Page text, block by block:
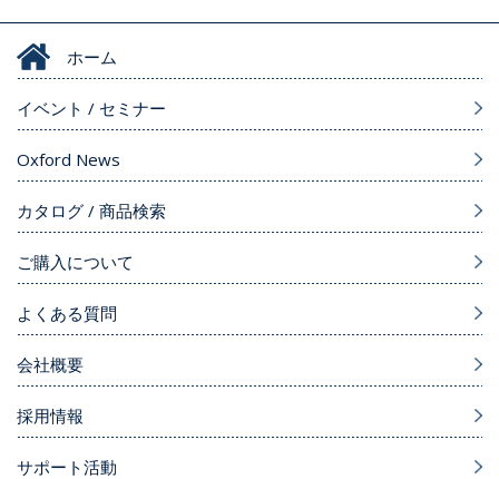
ホーム
イベント / セミナー
Oxford News
カタログ / 商品検索
ご購入について
よくある質問
会社概要
採用情報
サポート活動